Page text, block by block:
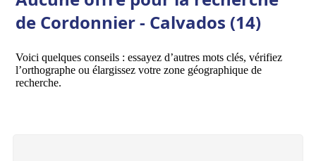
de Cordonnier - Calvados (14)
Voici quelques conseils : essayez d’autres mots clés, vérifiez
l’orthographe ou élargissez votre zone géographique de
recherche.